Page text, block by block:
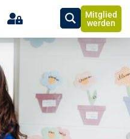
Mitglied
werden